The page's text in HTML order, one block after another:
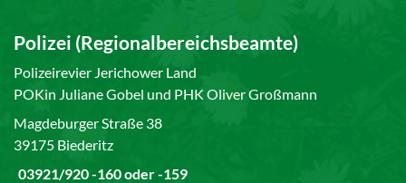
Polizei (Regionalbereichsbeamte)
Polizeirevier Jerichower Land
POKin Juliane Gobel und PHK Oliver Großmann
Magdeburger Straße 38
39175 Biederitz
03921/920 -160 oder -159